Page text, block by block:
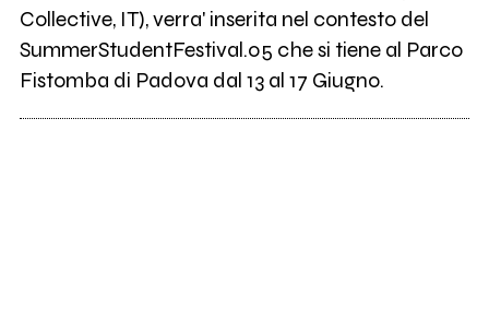
Collective, IT), verra' inserita nel contesto del
SummerStudentFestival.05 che si tiene al Parco
Fistomba di Padova dal 13 al 17 Giugno.